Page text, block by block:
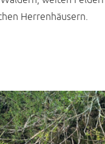
Herrenhäusern.